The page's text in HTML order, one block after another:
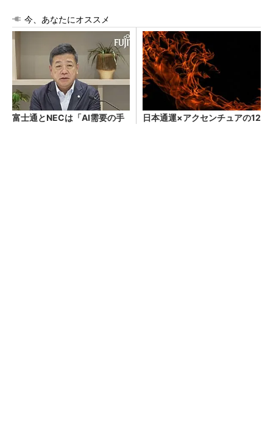
今、あなたにオススメ
富士通とNECは「AI需要の手
日本通運×アクセンチュアの12